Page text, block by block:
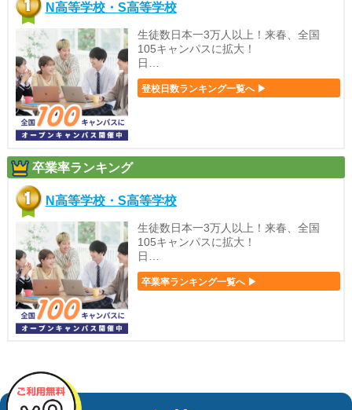
N高等学校・S高等学校
生徒数日本一3万人以上！来春、全国
105キャンパスに拡大！
日…
登校日数ランキング一覧へ ▶
卒業率ランキング
N高等学校・S高等学校
生徒数日本一3万人以上！来春、全国
105キャンパスに拡大！
日…
卒業率ランキング一覧へ ▶